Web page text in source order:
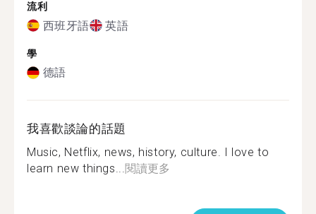
流利
西班牙語 英語
學
德語
我喜歡談論的話題
Music, Netflix, news, history, culture. I love to
learn new things...閱讀更多